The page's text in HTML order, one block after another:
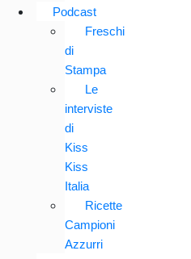
Podcast
Freschi
di
Stampa
Le
interviste
di
Kiss
Kiss
Italia
Ricette
Campioni
Azzurri